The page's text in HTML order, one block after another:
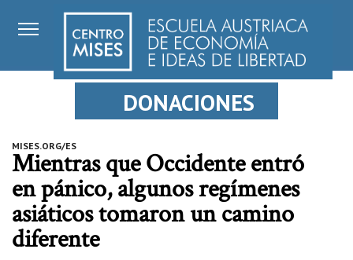
DONACIONES
MISES.ORG/ES
Mientras que Occidente entró
en pánico, algunos regímenes
asiáticos tomaron un camino
diferente